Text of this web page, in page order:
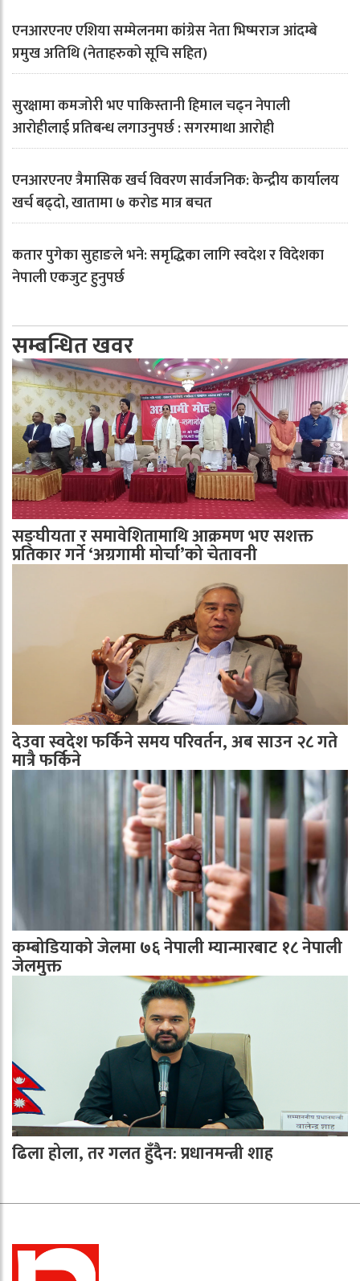
एनआरएनए एशिया सम्मेलनमा कांग्रेस नेता भिष्मराज आंदम्बे
प्रमुख अतिथि (नेताहरुको सूचि सहित)
सुरक्षामा कमजोरी भए पाकिस्तानी हिमाल चढ्न नेपाली
आरोहीलाई प्रतिबन्ध लगाउनुपर्छ : सगरमाथा आरोही
एनआरएनए त्रैमासिक खर्च विवरण सार्वजनिक: केन्द्रीय कार्यालय
खर्च बढ्दो, खातामा ७ करोड मात्र बचत
कतार पुगेका सुहाङले भने: समृद्धिका लागि स्वदेश र विदेशका
नेपाली एकजुट हुनुपर्छ
सम्बन्धित खवर
सङ्घीयता र समावेशितामाथि आक्रमण भए सशक्त
प्रतिकार गर्ने ‘अग्रगामी मोर्चा’को चेतावनी
देउवा स्वदेश फर्किने समय परिवर्तन, अब साउन २८ गते
मात्रै फर्किने
कम्बोडियाको जेलमा ७६ नेपाली म्यान्मारबाट १८ नेपाली
जेलमुक्त
ढिला होला, तर गलत हुँदैन: प्रधानमन्त्री शाह